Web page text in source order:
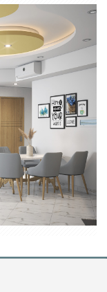
ĐIỀN THỦ ĐỨC